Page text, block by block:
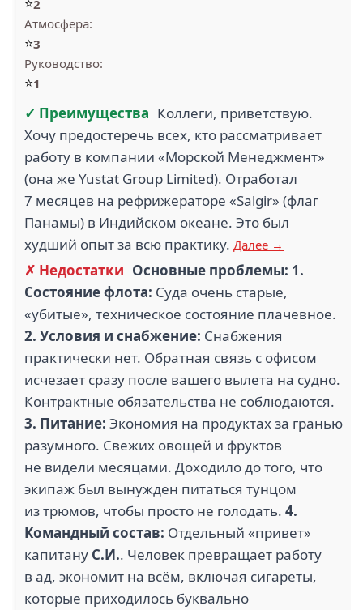
2
Атмосфера:
⭐3
Руководство:
⭐1
✓ Преимущества Коллеги, приветствую.
Хочу предостеречь всех, кто рассматривает
работу в компании «Морской Менеджмент»
(она же Yustat Group Limited). Отработал
7 месяцев на рефрижераторе «Salgir» (флаг
Панамы) в Индийском океане. Это был
худший опыт за всю практику. Далее →
✗ Недостатки Основные проблемы: 1.
Состояние флота: Суда очень старые,
«убитые», техническое состояние плачевное.
2. Условия и снабжение: Снабжения
практически нет. Обратная связь с офисом
исчезает сразу после вашего вылета на судно.
Контрактные обязательства не соблюдаются.
3. Питание: Экономия на продуктах за гранью
разумного. Свежих овощей и фруктов
не видели месяцами. Доходило до того, что
экипаж был вынужден питаться тунцом
из трюмов, чтобы просто не голодать. 4.
Командный состав: Отдельный «привет»
капитану С.И.. Человек превращает работу
в ад, экономит на всём, включая сигареты,
которые приходилось буквально